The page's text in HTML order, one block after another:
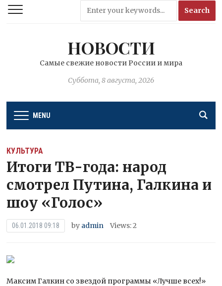
НОВОСТИ
Самые свежие новости России и мира
Суббота, 8 августа, 2026
MENU
КУЛЬТУРА
Итоги ТВ-года: народ
смотрел Путина, Галкина и
шоу «Голос»
06.01.2018 09:18 by admin Views: 2
Максим Галкин со звездой программы «Лучше всех!»